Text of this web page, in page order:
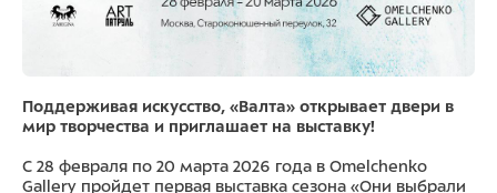
Поддерживая искусство, «Валта» открывает двери в
мир творчества и приглашает на выставку!
С 28 февраля по 20 марта 2026 года в Omelchenko
Gallery пройдет первая выставка сезона «Они выбрали